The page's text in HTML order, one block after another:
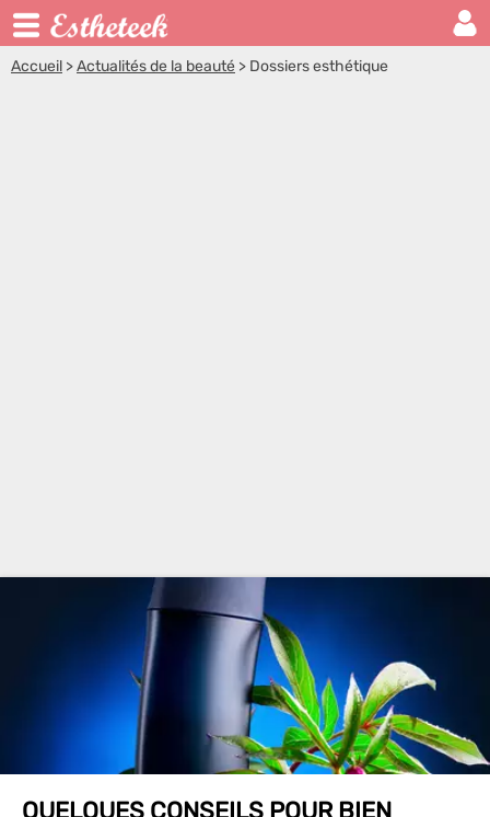
Accueil >Actualités de la beauté > Dossiers esthétique
QUELQUES CONSEILS POUR BIEN